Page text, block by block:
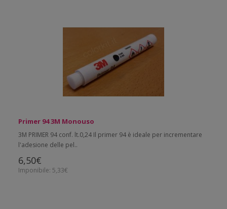
Primer 94 3M Monouso
3M PRIMER 94 conf. lt.0,24 Il primer 94 è ideale per incrementare
l'adesione delle pel..
6,50€
Imponibile: 5,33€